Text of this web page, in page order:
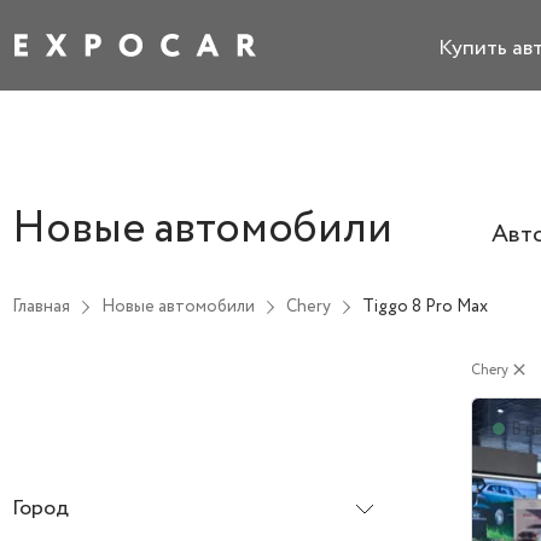
Купить
Новые автомобили
Главная Новые автомобили Chery Tiggo 8 Pro Max
Город
Chery close
В